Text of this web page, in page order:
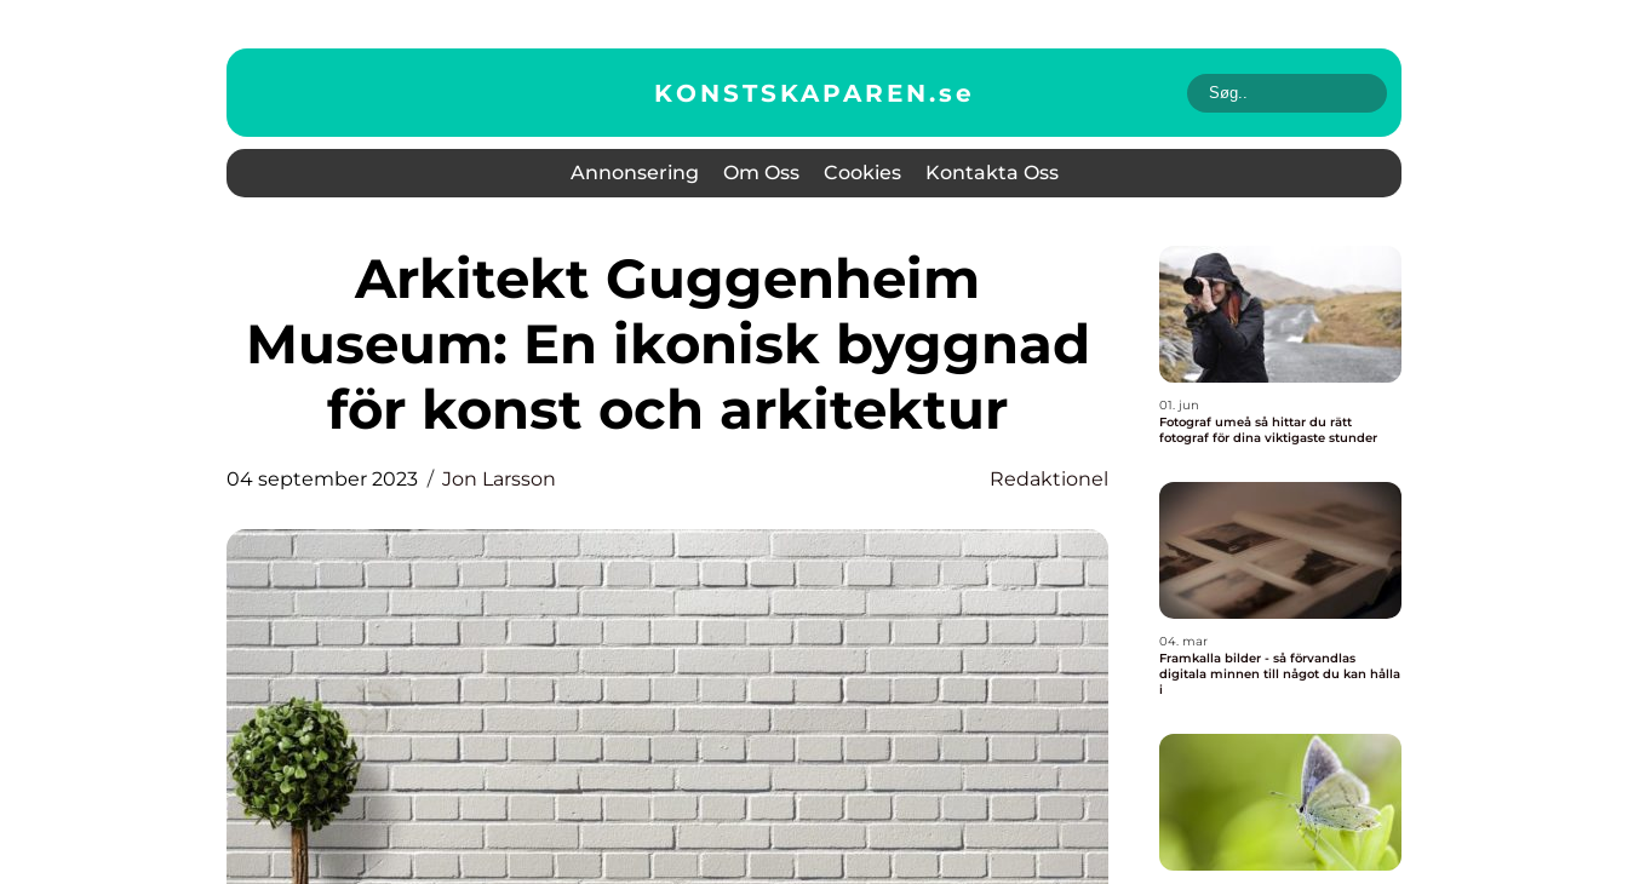
KONSTSKAPAREN.se
Annonsering Om Oss Cookies Kontakta Oss
Arkitekt Guggenheim
Museum: En ikonisk byggnad
för konst och arkitektur
04 september 2023 Jon Larsson Redaktionel
01. jun
Fotograf umeå så hittar du rätt
fotograf för dina viktigaste stunder
04. mar
Framkalla bilder - så förvandlas
digitala minnen till något du kan hålla
i